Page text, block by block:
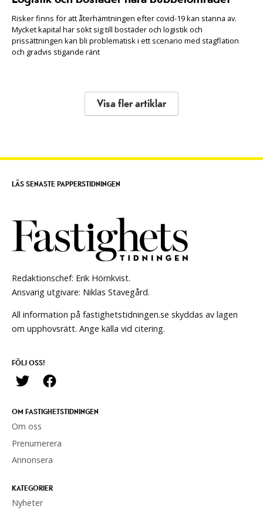
Risker finns för att återhämtningen efter covid-19 kan stanna av.
Mycket kapital har sökt sig till bostäder och logistik och
prissättningen kan bli problematisk i ett scenario med stagflation
och gradvis stigande ränt
Visa fler artiklar
Redaktionschef: Erik Hörnkvist.
Ansvarig utgivare: Niklas Stavegård.
All information på fastighetstidningen.se skyddas av lagen
om upphovsrätt. Ange källa vid citering.
FÖLJ OSS!
OM FASTIGHETSTIDNINGEN
Om oss
Prenumerera
Annonsera
KATEGORIER
Nyheter
LÄS SENASTE PAPPERSTIDNINGEN